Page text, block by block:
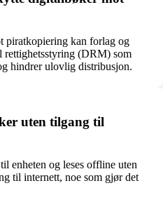
piratkopiering kan forlag og
rettighetsstyring (DRM) som
hindrer ulovlig distribusjon.
uten tilgang til
enheten og leses offline uten
til internett, noe som gjør det